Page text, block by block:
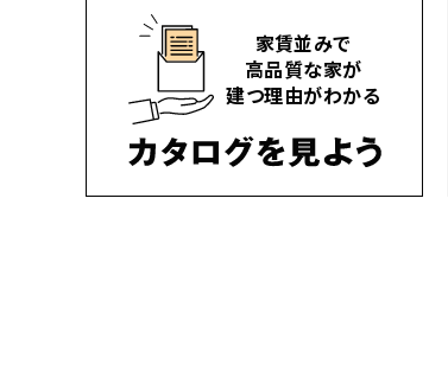
家賃並みで
高品質な家が
建つ理由がわかる